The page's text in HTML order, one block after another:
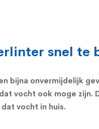
snel te
bijna onvermijdelijk
vocht ook moge zijn.
vocht in huis.